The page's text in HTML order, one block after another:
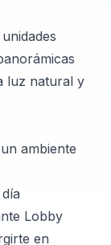
luz natural y
ambiente
Lobby
en